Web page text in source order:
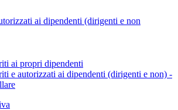
ai dipendenti (dirigenti e non
ai propri dipendenti
e autorizzati ai dipendenti (dirigenti e non) -